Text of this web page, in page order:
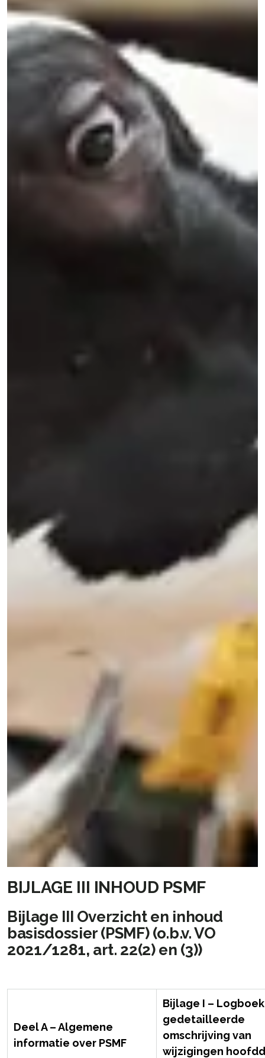
BIJLAGE III INHOUD PSMF
Bijlage III Overzicht en inhoud
basisdossier (PSMF) (o.b.v. VO
2021/1281, art. 22(2) en (3))
Deel A – Algemene
informatie over PSMF
Bijlage I –
gedetailleerde
omschrijving van
wijzigingen